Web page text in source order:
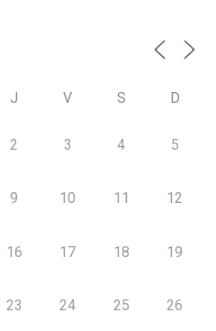
J V S D
2 3 4 5
9 10 11 12
16 17 18 19
23 24 25 26